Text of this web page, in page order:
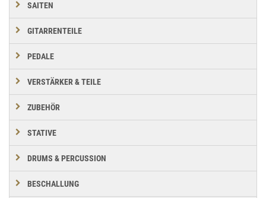
SAITEN
GITARRENTEILE
PEDALE
VERSTÄRKER & TEILE
ZUBEHÖR
STATIVE
DRUMS & PERCUSSION
BESCHALLUNG